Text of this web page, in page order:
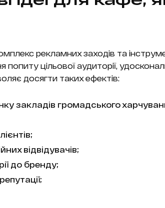
рекламних заходів та
цільової аудиторії,
досягти таких ефектів:
закладів громадського
відвідувачів;
до бренду;